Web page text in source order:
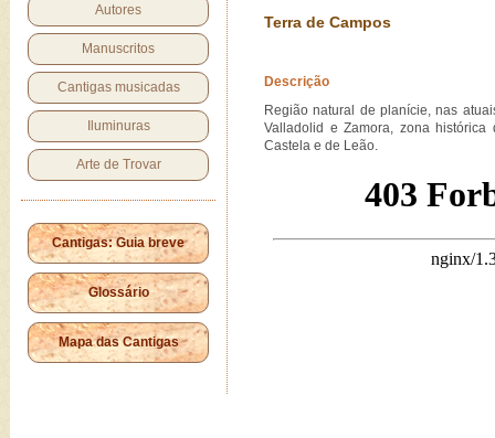
Autores
Manuscritos
Cantigas musicadas
Iluminuras
Arte de Trovar
Cantigas: Guia breve
Glossário
Mapa das Cantigas
Terra de Campos
Descrição
Região natural de planície, nas
Valladolid e Zamora, zona
Castela e de Leão.